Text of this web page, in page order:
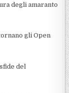
degli amaranto
gli Open
del